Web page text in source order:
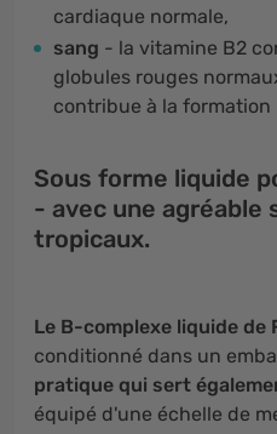
cardiaque normale,
sang - la vitamine B2
globules rouges
contribue à la formation
Sous forme liquide
- avec une agréable
tropicaux.
Le B-complexe liquide de
conditionné dans un
pratique qui sert
équipé d'une échelle de